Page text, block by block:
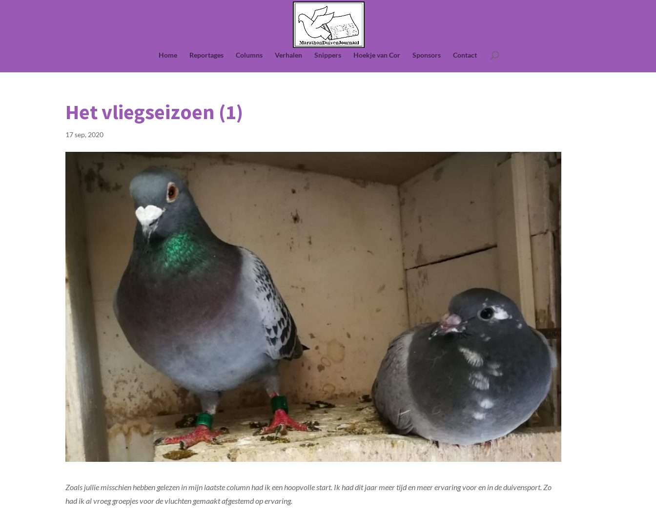
Home Reportages Columns Verhalen Snippers Hoekje van Cor Sponsors Contact
Het vliegseizoen (1)
17 sep, 2020
Zoals jullie misschien hebben gelezen in mijn laatste column had ik een hoopvolle start. Ik had dit jaar meer tijd en meer ervaring voor en in de duivensport. Zo
had ik al vroeg groepjes voor de vluchten gemaakt afgestemd op ervaring.